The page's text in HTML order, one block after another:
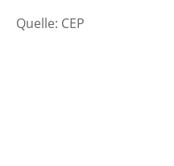
Quelle: CEP